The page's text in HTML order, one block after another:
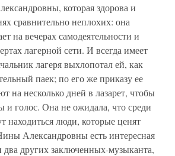
которая здорова и
сравнительно неплохих: она
на вечерах самодеятельности и
лагерной сети. И всегда имеет
лагеря выхлопотал ей, как
паек; по его же приказу ее
на несколько дней в лазарет, чтобы
и голос. Она не ожидала, что среди
находиться люди, которые ценят
Александровны есть интересная
два других заключенных-музыканта,